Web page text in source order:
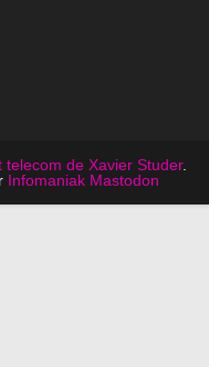
telecom de Xavier Studer.
Infomaniak Mastodon